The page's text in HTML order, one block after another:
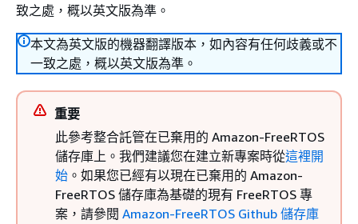
致之處，概以英文版為準。
本文為英文版的機器翻譯版本，如內容有任何歧義或不
一致之處，概以英文版為準。
重要
此參考整合託管在已棄用的 Amazon-FreeRTOS
儲存庫上。我們建議您在建立新專案時從這裡開
始 。如果您已經有以現在已棄用的 Amazon-
FreeRTOS 儲存庫為基礎的現有 FreeRTOS 專
案，請參閱 Amazon-FreeRTOS Github 儲存庫